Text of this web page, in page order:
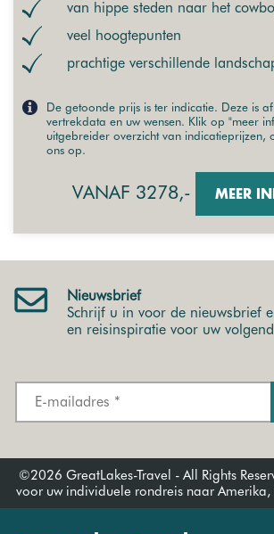
van hippe steden naar het
veel hoogtepunten
prachtige verschillende
De getoonde prijs is ter indicatie. Deze is
vertrekdata en uw wensen. Klik op "meer
uitgebreider overzicht van indicatieprijzen,
ons op.
VANAF 3278,- MEER
Nieuwsbrief
Schrijf u in voor de nieuwsbrief
en reisinspiratie voor uw
©2026 GreatLakes-Travel - All Rights
voor uw individuele rondreis naar